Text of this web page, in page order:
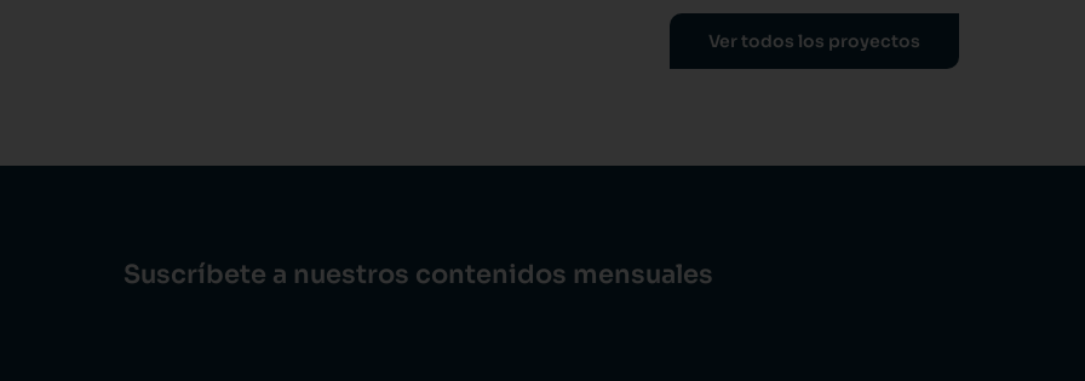
Ver todos los proyectos
Suscríbete a nuestros contenidos mensuales